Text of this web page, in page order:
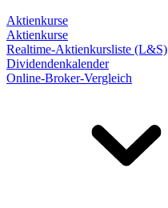
Aktienkurse
Aktienkurse
Realtime-Aktienkursliste (L&S)
Dividendenkalender
Online-Broker-Vergleich